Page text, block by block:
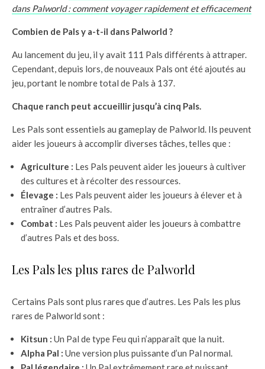
dans Palworld : comment voyager rapidement et efficacement
Combien de Pals y a-t-il dans Palworld ?
Au lancement du jeu, il y avait 111 Pals différents à attraper.
Cependant, depuis lors, de nouveaux Pals ont été ajoutés au
jeu, portant le nombre total de Pals à 137.
Chaque ranch peut accueillir jusqu’à cinq Pals.
Les Pals sont essentiels au gameplay de Palworld. Ils peuvent
aider les joueurs à accomplir diverses tâches, telles que :
Agriculture : Les Pals peuvent aider les joueurs à cultiver
des cultures et à récolter des ressources.
Élevage : Les Pals peuvent aider les joueurs à élever et à
entraîner d’autres Pals.
Combat : Les Pals peuvent aider les joueurs à combattre
d’autres Pals et des boss.
Les Pals les plus rares de Palworld
Certains Pals sont plus rares que d’autres. Les Pals les plus
rares de Palworld sont :
Kitsun : Un Pal de type Feu qui n’apparaît que la nuit.
Alpha Pal : Une version plus puissante d’un Pal normal.